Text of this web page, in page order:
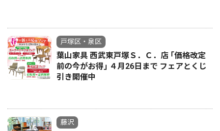
戸塚区・泉区
葉山家具 西武東戸塚Ｓ．Ｃ．店 ｢価格改定
前の今がお得｣ ４月26日まで フェアとくじ
引き開催中
藤沢